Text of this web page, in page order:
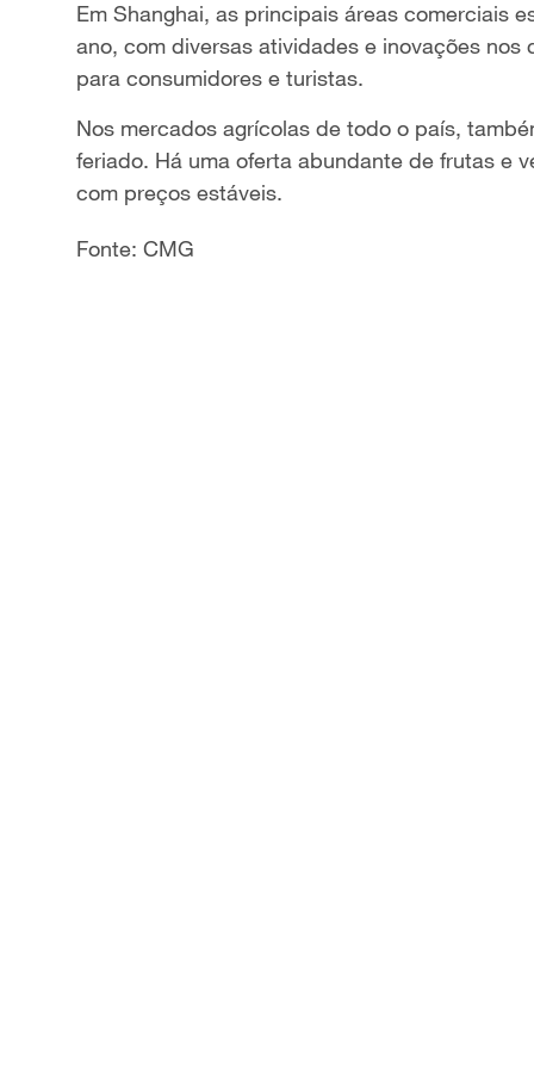
a
y
V
i
d
Em Shanghai, as principais áreas comerciais
ano, com diversas atividades e inovações
para consumidores e turistas.
Nos mercados agrícolas de todo o país,
feriado. Há uma oferta abundante de frutas e
com preços estáveis.
Fonte: CMG